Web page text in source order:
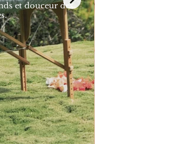
et douceur des